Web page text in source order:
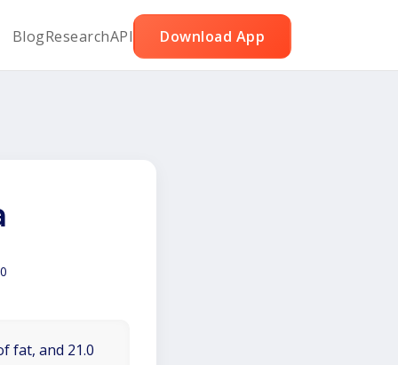
BlogResearchAPI Download App
fat, and 21.0